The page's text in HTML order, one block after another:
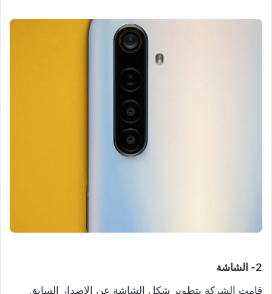
2- الشاشة
قامت الشركة بتطوير شكل الشاشة عن الإصدار السابق